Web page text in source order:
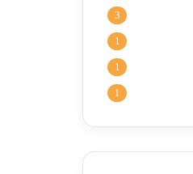
3
1
1
1